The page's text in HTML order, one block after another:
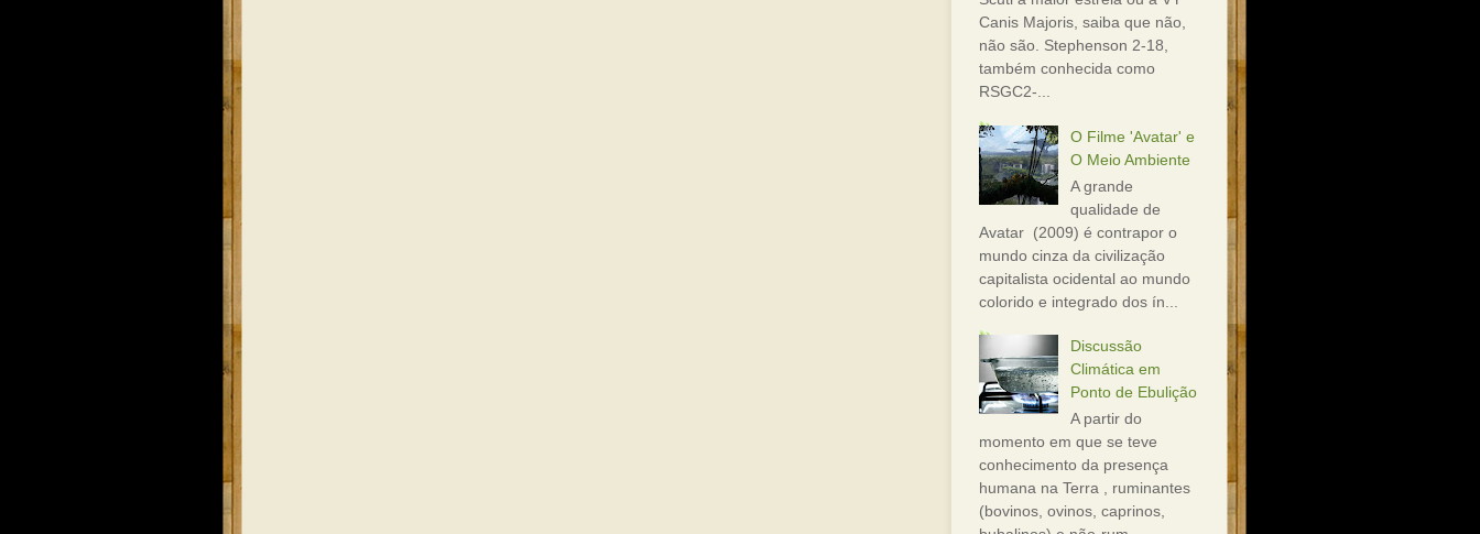
Canis Majoris, saiba que não,
não são. Stephenson 2-18,
também conhecida como
RSGC2-...
O Filme 'Avatar' e
O Meio Ambiente
A grande
qualidade de
Avatar (2009) é contrapor o
mundo cinza da civilização
capitalista ocidental ao mundo
colorido e integrado dos ín...
Discussão
Climática em
Ponto de Ebulição
A partir do
momento em que se teve
conhecimento da presença
humana na Terra , ruminantes
(bovinos, ovinos, caprinos,